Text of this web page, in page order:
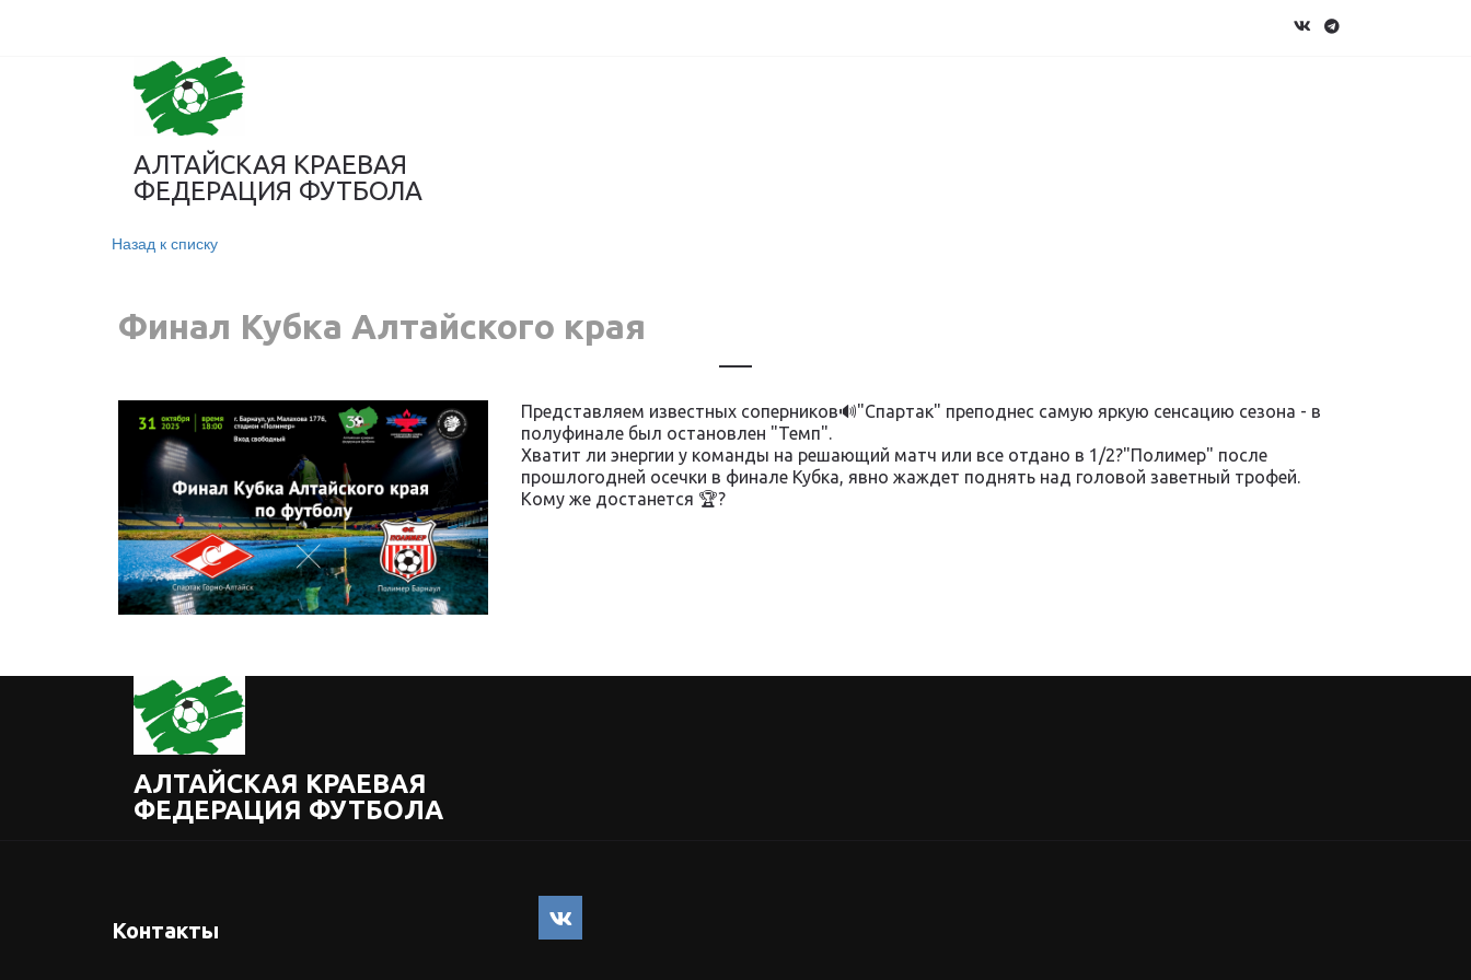
АЛТАЙСКАЯ КРАЕВАЯ
ФЕДЕРАЦИЯ ФУТБОЛА
Назад к списку
Финал Кубка Алтайского края
Представляем известных соперников🔊"Спартак" преподнес самую яркую сенсацию сезона - в
полуфинале был остановлен "Темп".
Хватит ли энергии у команды на решающий матч или все отдано в 1/2?"Полимер" после
прошлогодней осечки в финале Кубка, явно жаждет поднять над головой заветный трофей.
Кому же достанется 🏆?
АЛТАЙСКАЯ КРАЕВАЯ
ФЕДЕРАЦИЯ ФУТБОЛА
Контакты